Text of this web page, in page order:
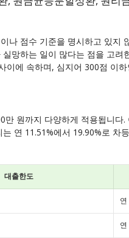
나 점수 기준을 명시하고 있지
망하는 일이 많다는 점을 고려
이에 속하며, 심지어 300점 이
원까지 다양하게 적용됩니다
연 11.51%에서 19.90%로 차
대출한도